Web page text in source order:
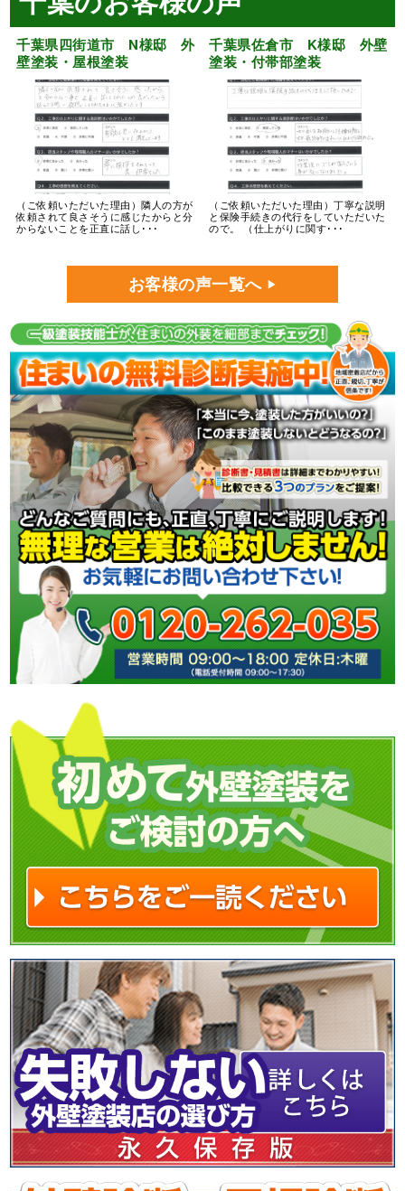
千葉県四街道市 N様邸 外
壁塗装・屋根塗装
（ご依頼いただいた理由）隣人の方が
依頼されて良さそうに感じたからと分
からないことを正直に話し･･･
千葉県佐倉市 K様邸 外壁
塗装・付帯部塗装
（ご依頼いただいた理由）丁寧な説明
と保険手続きの代行をしていただいた
ので。 （仕上がりに関す･･･
お客様の声一覧へ